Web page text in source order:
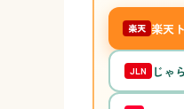
楽天 楽天
JLN じゃ